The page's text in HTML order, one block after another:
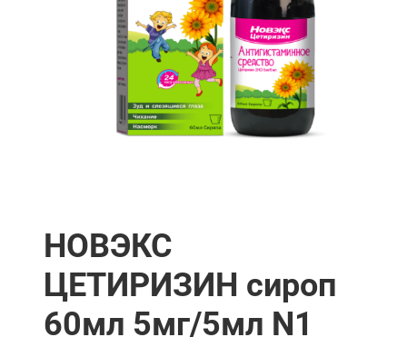
НОВЭКС
ЦЕТИРИЗИН сироп
60мл 5мг/5мл N1